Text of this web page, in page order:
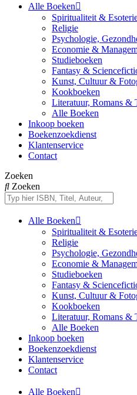
Alle Boeken
Spiritualiteit &
Religie
Psychologie,
Economie &
Studieboeken
Fantasy &
Kunst, Cultuur &
Kookboeken
Literatuur, Romans &
Alle Boeken
Inkoop boeken
Boekenzoekdienst
Klantenservice
Contact
Zoeken
Zoeken
Alle Boeken
Spiritualiteit &
Religie
Psychologie,
Economie &
Studieboeken
Fantasy &
Kunst, Cultuur &
Kookboeken
Literatuur, Romans &
Alle Boeken
Inkoop boeken
Boekenzoekdienst
Klantenservice
Contact
Alle Boeken